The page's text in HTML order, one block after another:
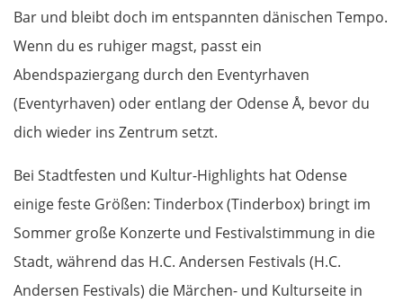
Bar und bleibt doch im entspannten dänischen Tempo.
Wenn du es ruhiger magst, passt ein
Abendspaziergang durch den Eventyrhaven
(Eventyrhaven) oder entlang der Odense Å, bevor du
dich wieder ins Zentrum setzt.
Bei Stadtfesten und Kultur-Highlights hat Odense
einige feste Größen: Tinderbox (Tinderbox) bringt im
Sommer große Konzerte und Festivalstimmung in die
Stadt, während das H.C. Andersen Festivals (H.C.
Andersen Festivals) die Märchen- und Kulturseite in
Pescara
Termoli
Vieste
Salerno
Pompeji